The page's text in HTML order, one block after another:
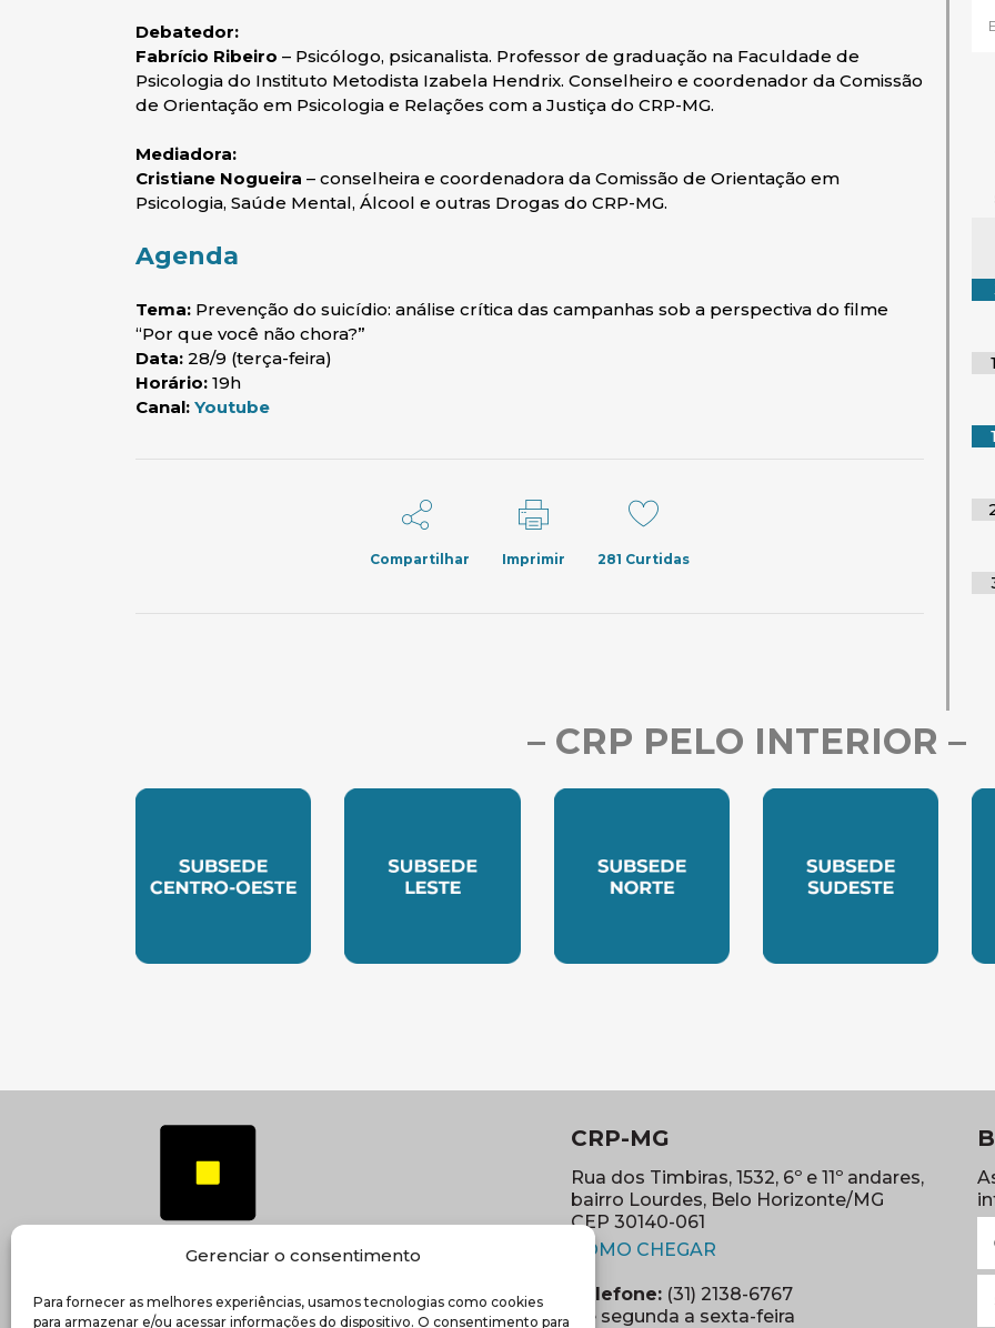
Gerenciar o consentimento
Para fornecer as melhores experiências, usamos tecnologias como cookies
para armazenar e/ou acessar informações do dispositivo. O consentimento para
Debatedor:
Fabrício Ribeiro – Psicólogo, psicanalista. Professor de graduação na Faculdade de
Psicologia do Instituto Metodista Izabela Hendrix. Conselheiro e coordenador da Comissão
de Orientação em Psicologia e Relações com a Justiça do CRP-MG.
Mediadora:
Cristiane Nogueira – conselheira e coordenadora da Comissão de Orientação em
Psicologia, Saúde Mental, Álcool e outras Drogas do CRP-MG.
Agenda
Tema: Prevenção do suicídio: análise crítica das campanhas sob a perspectiva do filme
“Por que você não chora?”
Data: 28/9 (terça-feira)
Horário: 19h
Canal: Youtube(abre em nova janela)
Compartilhar Imprimir 281 Curtidas
– CRP PELO INTERIOR –
Transparência e prestação de contas(abre em nova janela)
CRP-MG
Rua dos Timbiras, 1532, 6º e 11º andares,
bairro Lourdes, Belo Horizonte/MG
CEP 30140-061
COMO CHEGAR(abre em nova janela)
Telefone:(31) 2138-6767
De segunda a sexta-feira